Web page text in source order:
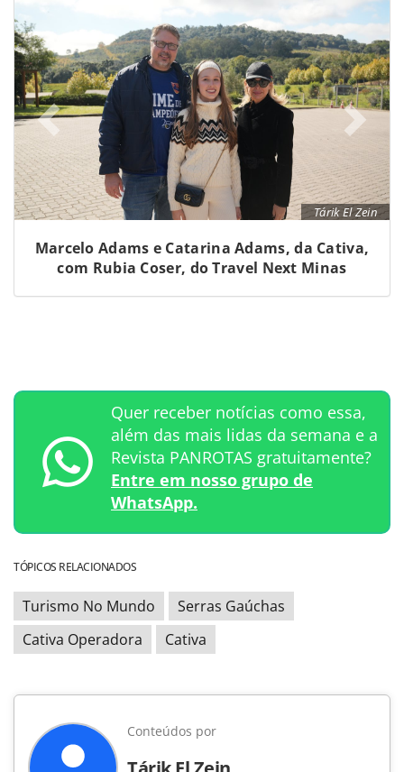
Tárik El Zein
Marcelo Adams e Catarina Adams, da Cativa,
com Rubia Coser, do Travel Next Minas
Quer receber notícias como essa,
além das mais lidas da semana e a
Revista PANROTAS gratuitamente?
Entre em nosso grupo de
WhatsApp.
TÓPICOS RELACIONADOS
Turismo No Mundo
Serras Gaúchas
Cativa Operadora
Cativa
Conteúdos por